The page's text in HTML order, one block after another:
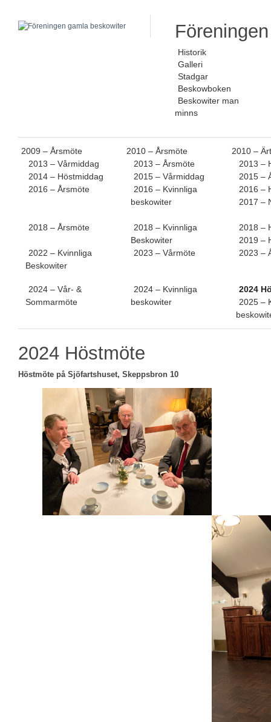
Historik
Galleri
Stadgar
Beskowboken
Beskowiter man
minns
2009 – Årsmöte 2010 – Årsmöte
2010 –
2013 – Vårmiddag
2013 – Årsmöte
2013 –
2014 – Höstmiddag
2015 – Vårmiddag
2015 –
2016 – Årsmöte
2016 – Kvinnliga
beskowiter
2016 –
2017 –
2018 – Årsmöte 2018 – Kvinnliga
Beskowiter
2018 –
2019 –
2022 – Kvinnliga
Beskowiter
2023 – Vårmöte 2023 –
2024 – Vår- &
Sommarmöte
2024 – Kvinnliga
beskowiter
2024
2025 –
2024 Höstmöte
Höstmöte på Sjöfartshuset, Skeppsbron 10